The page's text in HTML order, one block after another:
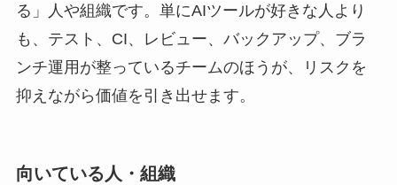
る」人や組織です。単にAIツールが好きな人より
も、テスト、CI、レビュー、バックアップ、ブラ
ンチ運用が整っているチームのほうが、リスクを
抑えながら価値を引き出せます。
向いている人・組織